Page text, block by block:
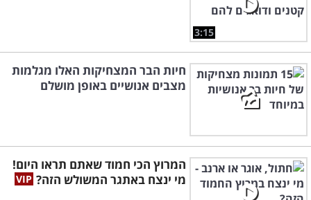
3:15
חיות הבר המצחיקות האלו מגלמות
מצבים אנושיים באופן מושלם
המרוץ הכי חמוד שאתם תראו היום!
מי ינצח באתגר המשולש הזה?